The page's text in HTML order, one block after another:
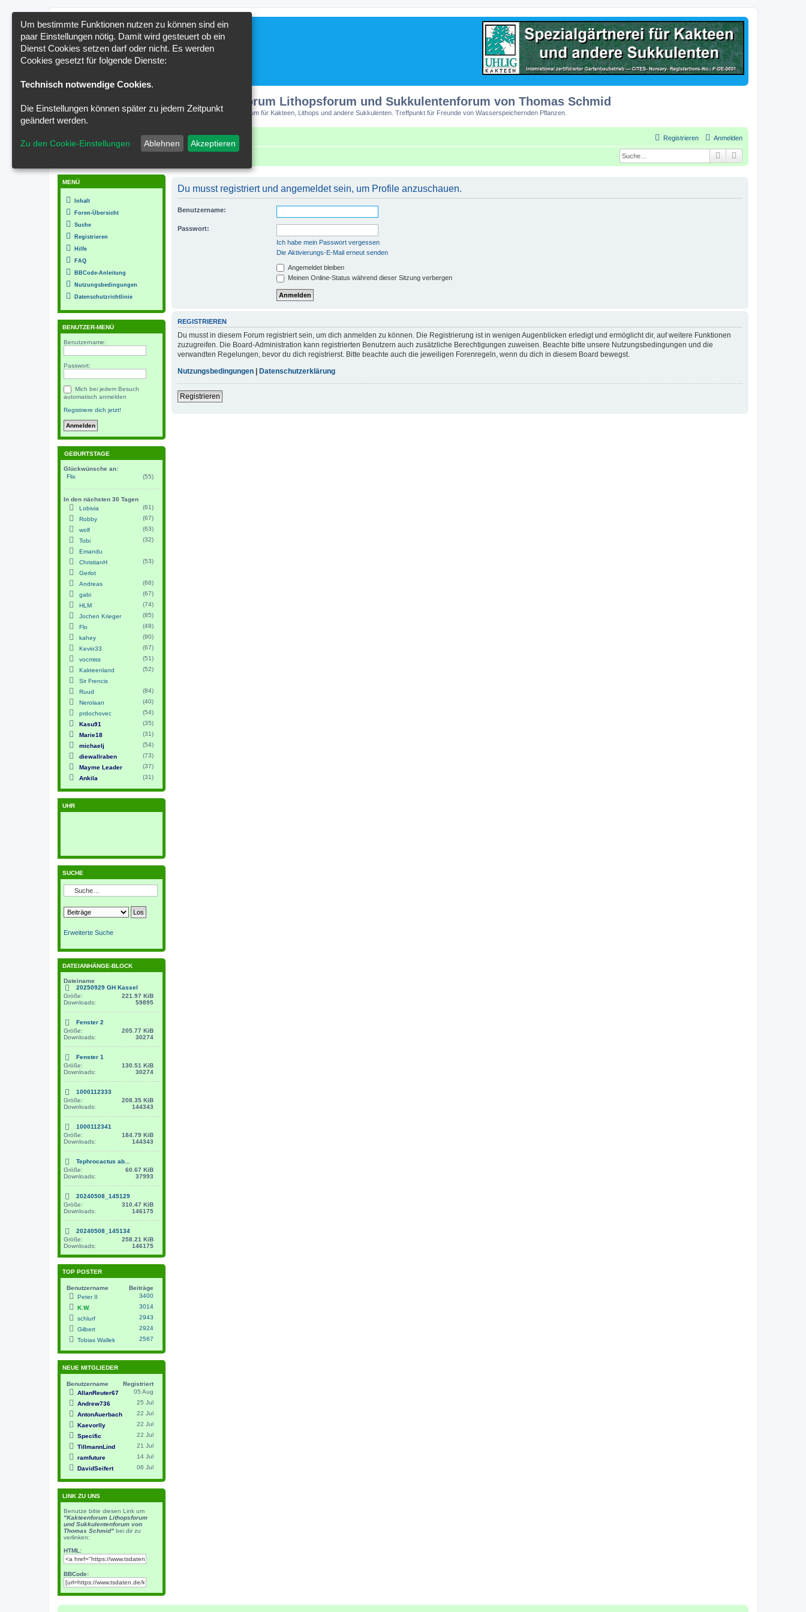
Kakteenforum Lithopsforum und Sukkulentenforum von Thomas Schmid
Forum für Kakteen, Lithops und andere Sukkulenten. Treffpunkt für Freunde von Wasserspeichernden Pflanzen.
Anmelden
Registrieren
Suche
Du musst registriert und angemeldet sein, um Profile anzuschauen.
Benutzername:
Passwort:
Ich habe mein Passwort vergessen
Die Aktivierungs-E-Mail erneut senden
Angemeldet bleiben
Meinen Online-Status während dieser Sitzung verbergen
REGISTRIEREN
Du musst in diesem Forum registriert sein, um dich anmelden zu können. Die Registrierung ist in wenigen Augenblicken erledigt und ermöglicht dir, auf weitere Funktionen
zuzugreifen. Die Board-Administration kann registrierten Benutzern auch zusätzliche Berechtigungen zuweisen. Beachte bitte unsere Nutzungsbedingungen und die
verwandten Regelungen, bevor du dich registrierst. Bitte beachte auch die jeweiligen Forenregeln, wenn du dich in diesem Board bewegst.
Nutzungsbedingungen
Datenschutzerklärung
Registrieren
MENÜ
Inhalt
Foren-Übersicht
Suche
Registrieren
Hilfe
FAQ
BBCode-Anleitung
Nutzungsbedingungen
Datenschutzrichtlinie
BENUTZER-MENÜ
Benutzername:
Passwort:
Mich bei jedem Besuch
automatisch anmelden
Registriere dich jetzt!
GEBURTSTAGE
Glückwünsche an:
Flix
(55)
In den nächsten 30 Tagen
Lobivia
(61)
Robby
(67)
wolf
(63)
Tobi
(32)
Emandu
ChristianH
(53)
Gerlot
Andreas
(68)
gabi
(67)
HLM
(74)
Jochen Krieger
(85)
Flo
(48)
kahey
(90)
Kevin33
(67)
vocmiss
(51)
Kakteenland
(52)
Sir Frencis
Ruud
(84)
Nerolaan
(40)
prdochovec
(54)
Kasu91
(35)
Marie18
(31)
michaelj
(54)
diewallraben
(73)
Mayme Leader
(37)
Ankila
(31)
UHR
SUCHE
Erweiterte Suche
DATEIANHÄNGE-BLOCK
Dateiname
20250929 GH Kassel
Größe:
221.97 KiB
Downloads:
59895
Fenster 2
Größe:
205.77 KiB
Downloads:
30274
Fenster 1
Größe:
130.51 KiB
Downloads:
30274
1000112333
Größe:
208.35 KiB
Downloads:
144343
1000112341
Größe:
184.79 KiB
Downloads:
144343
Tephrocactus ab...
Größe:
60.67 KiB
Downloads:
37993
20240508_145129
Größe:
310.47 KiB
Downloads:
146175
20240508_145134
Größe:
258.21 KiB
Downloads:
146175
TOP POSTER
Benutzername
Beiträge
Peter II
3400
K.W.
3014
schlurf
2943
Gilbert
2924
Tobias Wallek
2567
NEUE MITGLIEDER
Benutzername
Registriert
AllanReuter67
05 Aug
Andrew736
25 Jul
AntonAuerbach
22 Jul
Kaevorlly
22 Jul
Specific
22 Jul
TillmannLind
21 Jul
ramfuture
14 Jul
DavidSeifert
06 Jul
LINK ZU UNS
Benutze bitte diesen Link um
"Kakteenforum Lithopsforum
und Sukkulentenforum von
Thomas Schmid" bei dir zu
verlinken:
HTML:
BBCode:
Um bestimmte Funktionen nutzen zu können sind ein
paar Einstellungen nötig. Damit wird gesteuert ob ein
Dienst Cookies setzen darf oder nicht. Es werden
Cookies gesetzt für folgende Dienste:
Technisch notwendige Cookies.
Die Einstellungen können später zu jedem Zeitpunkt
geändert werden.
Zu den Cookie-Einstellungen Ablehnen Akzeptieren